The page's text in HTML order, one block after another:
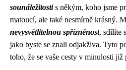
sounáležitostis někým, koho jsme
matoucí, ale také nesmírně krásný.
nevysvětlitelnou spřízněnost, sdílíte
jako byste se znali odjakživa. Tyto
toho, že se vaše cesty v minulosti již